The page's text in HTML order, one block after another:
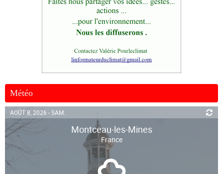
Météo
AOÛT 8, 2026 - SAM.
Montceau-les-Mines
France